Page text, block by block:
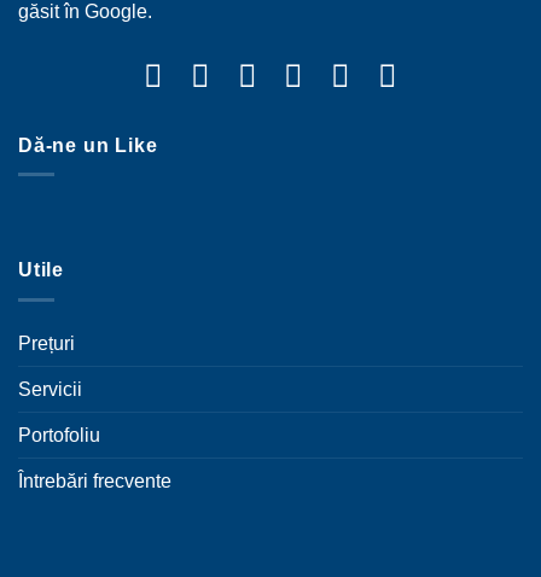
găsit în Google.
Dă-ne un Like
Utile
Prețuri
Servicii
Portofoliu
Întrebări frecvente